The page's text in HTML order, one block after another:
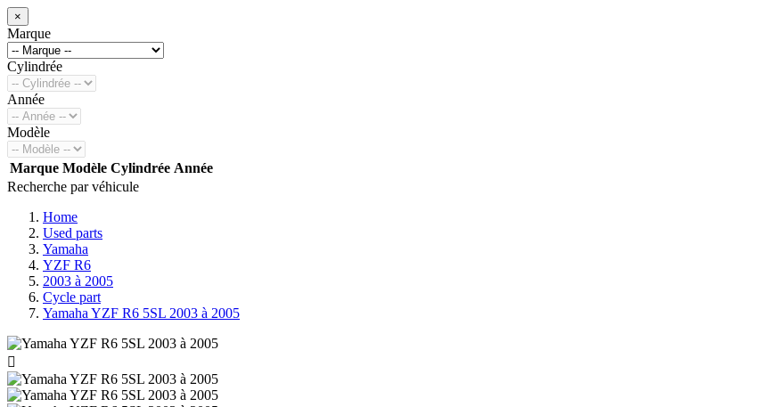
×
Marque
Cylindrée
Année
Modèle
Marque Modèle Cylindrée Année
Recherche par véhicule
Home
Used parts
Yamaha
YZF R6
2003 à 2005
Cycle part
Yamaha YZF R6 5SL 2003 à 2005
